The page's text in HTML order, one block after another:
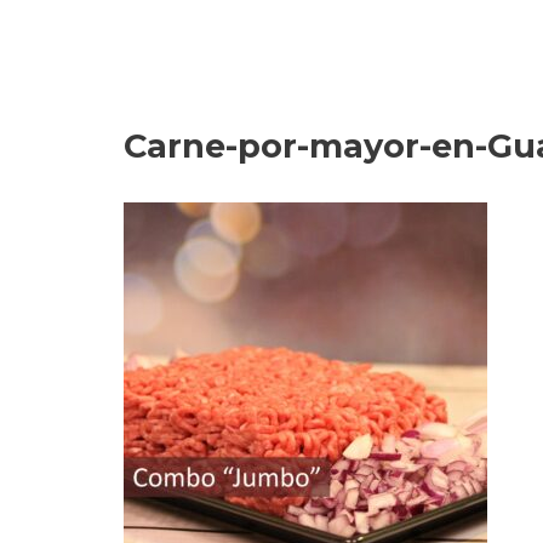
Carne-por-mayor-en-